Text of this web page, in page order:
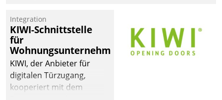
Integration
KIWI-Schnittstelle
für
Wohnungsunternehmen
KIWI, der Anbieter für
digitalen Türzugang,
kooperiert mit dem